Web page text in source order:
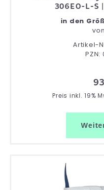
306EO-L-S
in den
Artikel-
PZN:
Preis inkl. 19%